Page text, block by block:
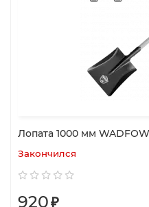
Лопата 1000 мм WADFOW
Закончился
920₽